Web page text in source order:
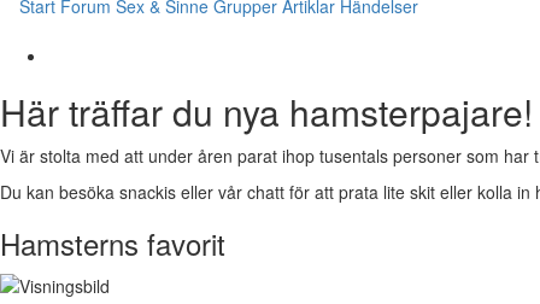
Start Forum Sex & Sinne Grupper Artiklar Händelser
Här träffar du nya hamsterpajare!
Vi är stolta med att under åren parat ihop tusentals personer som har
Du kan besöka snackis eller vår chatt för att prata lite skit eller kolla
Hamsterns favorit